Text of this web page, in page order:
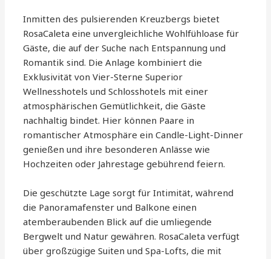
Inmitten des pulsierenden Kreuzbergs bietet
RosaCaleta eine unvergleichliche Wohlfühloase für
Gäste, die auf der Suche nach Entspannung und
Romantik sind. Die Anlage kombiniert die
Exklusivität von Vier-Sterne Superior
Wellnesshotels und Schlosshotels mit einer
atmosphärischen Gemütlichkeit, die Gäste
nachhaltig bindet. Hier können Paare in
romantischer Atmosphäre ein Candle-Light-Dinner
genießen und ihre besonderen Anlässe wie
Hochzeiten oder Jahrestage gebührend feiern.
Die geschützte Lage sorgt für Intimität, während
die Panoramafenster und Balkone einen
atemberaubenden Blick auf die umliegende
Bergwelt und Natur gewähren. RosaCaleta verfügt
über großzügige Suiten und Spa-Lofts, die mit